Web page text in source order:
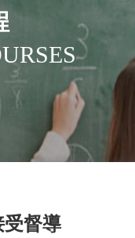
受督導